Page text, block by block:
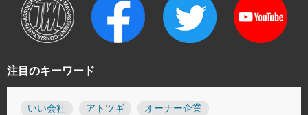
注目のキーワード
いい会社 アトツギ オーナー企業